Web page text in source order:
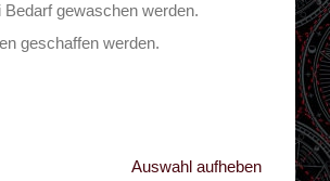
gewaschen werden.
geschaffen werden.
Auswahl aufheben